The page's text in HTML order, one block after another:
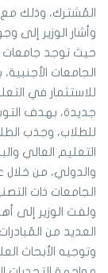
المُشترك، وذلك مع
وأشار الوزير إلى
حيث توجد جامعات
الجامعات
للاستثمار في
جديدة، بهدف
للطلاب، وجذب
التعليم العالي
والدولي، من خلال
الجامعات ذات
ولفت الوزير إلى
العديد من
وتوجيه الأبحاث